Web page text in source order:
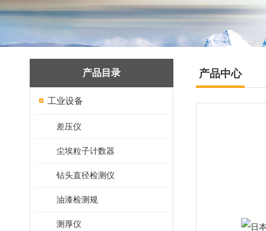
产品目录
工业设备
差压仪
尘埃粒子计数器
钻头直径检测仪
油漆检测规
测厚仪
产品中心